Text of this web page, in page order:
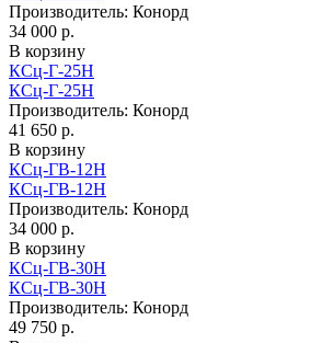
Производитель: Конорд
34 000 р.
В корзину
КСц-Г-25H
КСц-Г-25H
Производитель: Конорд
41 650 р.
В корзину
КСц-ГВ-12H
КСц-ГВ-12H
Производитель: Конорд
34 000 р.
В корзину
КСц-ГВ-30H
КСц-ГВ-30H
Производитель: Конорд
49 750 р.